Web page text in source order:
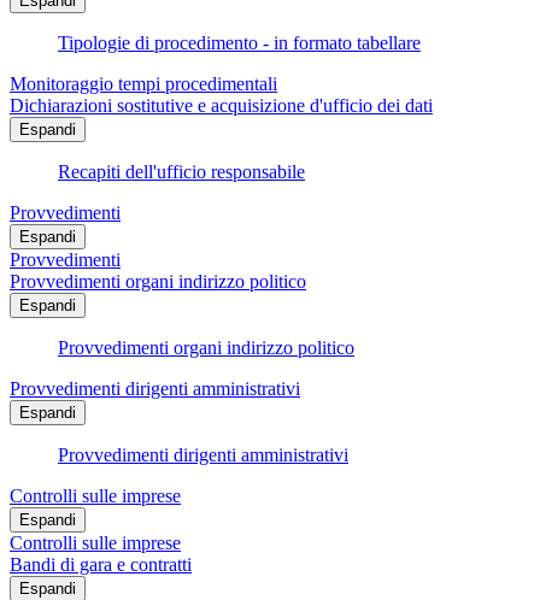
Tipologie di procedimento - in formato tabellare
Monitoraggio tempi procedimentali
Dichiarazioni sostitutive e acquisizione d'ufficio dei dati
Espandi
Recapiti dell'ufficio responsabile
Provvedimenti
Espandi
Provvedimenti
Provvedimenti organi indirizzo politico
Espandi
Provvedimenti organi indirizzo politico
Provvedimenti dirigenti amministrativi
Espandi
Provvedimenti dirigenti amministrativi
Controlli sulle imprese
Espandi
Controlli sulle imprese
Bandi di gara e contratti
Espandi